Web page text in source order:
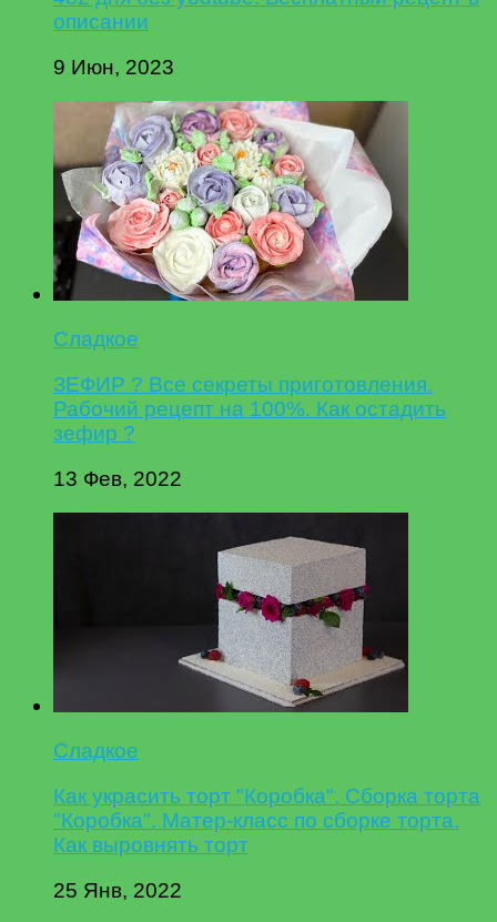
описании
9 Июн, 2023
Сладкое
ЗЕФИР ? Все секреты приготовления.
Рабочий рецепт на 100%. Как остадить
зефир ?
13 Фев, 2022
Сладкое
Как украсить торт "Коробка". Сборка торта
"Коробка". Матер-класс по сборке торта.
Как выровнять торт
25 Янв, 2022